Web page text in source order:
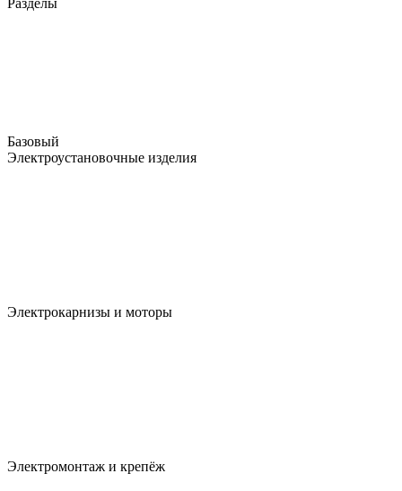
Базовый
Электроустановочные изделия
Электрокарнизы и моторы
Электромонтаж и крепёж